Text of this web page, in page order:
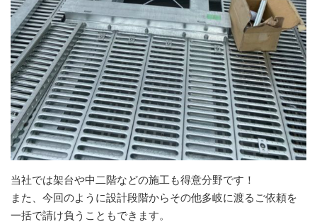
当社では架台や中二階などの施工も得意分野です！
また、今回のように設計段階からその他多岐に渡るご依頼を
一括で請け負うこともできます。